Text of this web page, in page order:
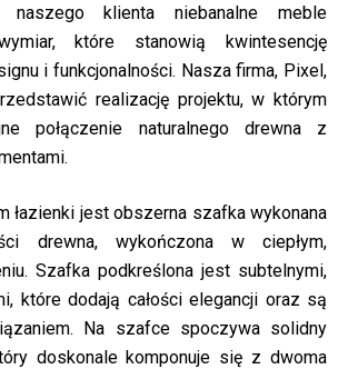
naszego klienta niebanalne meble
które stanowią kwintesencję
i funkcjonalności. Nasza firma, Pixel,
realizację projektu, w którym
połączenie naturalnego drewna z
łazienki jest obszerna szafka wykonana
drewna, wykończona w ciepłym,
Szafka podkreślona jest subtelnymi,
które dodają całości elegancji oraz są
Na szafce spoczywa solidny
doskonale komponuje się z dwoma